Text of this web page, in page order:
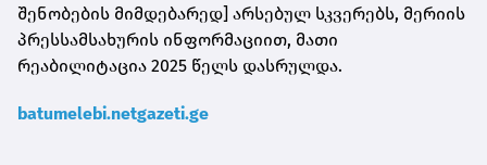
შენობების მიმდებარედ] არსებულ სკვერებს, მერიის
პრესსამსახურის ინფორმაციით, მათი
რეაბილიტაცია 2025 წელს დასრულდა.
batumelebi.netgazeti.ge